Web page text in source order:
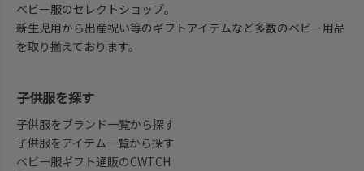
ベビー服のセレクトショップ。
新生児用から出産祝い等のギフトアイテムなど多数のベビー用品
を取り揃えております。
子供服を探す
子供服をブランド一覧から探す
子供服をアイテム一覧から探す
ベビー服ギフト通販のCWTCH